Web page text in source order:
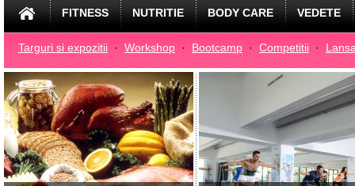
FITNESS NUTRITIE BODY CARE VEDETE
Targuri si expozitii · Workshop · Bootcamp · Competitii ·